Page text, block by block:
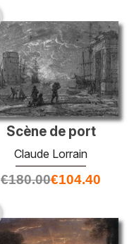
Scène de port
Claude Lorrain
€180.00€104.40